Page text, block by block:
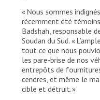
« Nous sommes
récemment été
Badshah, responsable
Soudan du Sud. «
tout ce que nous
les pare-brise de nos
entrepôts de
cendres, et même le
cible et détruit. »